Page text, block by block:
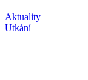
Aktuality
Utkání